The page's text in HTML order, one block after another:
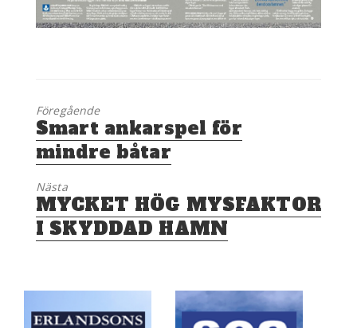
Föregående
Föregående
inlägg:
Smart ankarspel för
mindre båtar
Nästa
Nästa
inlägg:
MYCKET HÖG MYSFAKTOR
I SKYDDAD HAMN